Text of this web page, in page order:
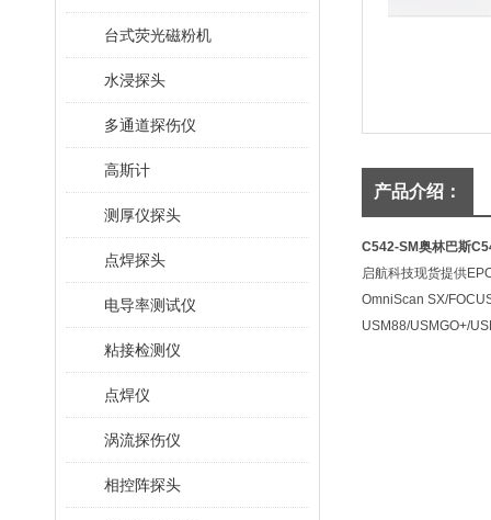
台式荧光磁粉机
水浸探头
多通道探伤仪
高斯计
测厚仪探头
点焊探头
电导率测试仪
粘接检测仪
点焊仪
涡流探伤仪
相控阵探头
产品介绍：
C542-SM奥林巴斯
启航科技现货提供
OmniScan SX/
USM88/USMGO+/